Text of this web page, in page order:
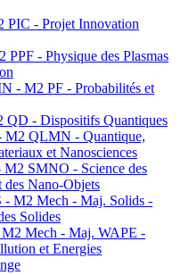
PIC - Projet Innovation
PPF - Physique des Plasmas
- M2 PF - Probabilités et
- Dispositifs Quantiques
QLMN - Quantique,
et Nanosciences
SMNO - Science des
des Nano-Objets
M2 Mech - Maj. Solids -
Solides
Mech - Maj. WAPE -
et Energies